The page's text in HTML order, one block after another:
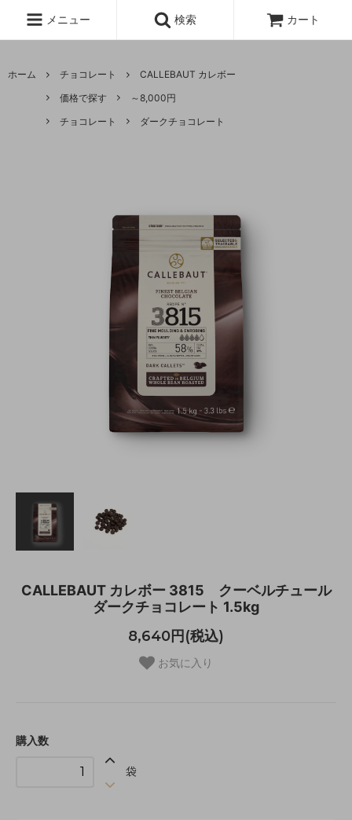
メニュー 検索 カート
ホーム チョコレート
CALLEBAUT カレボー
価格で探す
～8,000円
チョコレート
ダークチョコレート
CALLEBAUT カレボー 3815 クーベルチュール
ダークチョコレート 1.5kg
8,640円(税込)
お気に入り
購入数
袋